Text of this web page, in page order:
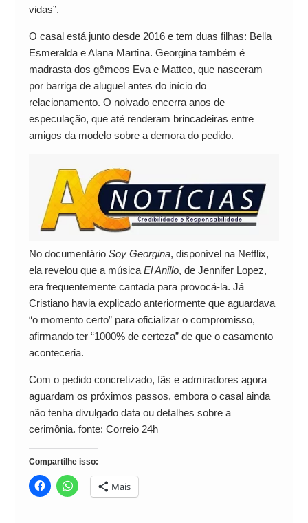
vidas”.
O casal está junto desde 2016 e tem duas filhas: Bella
Esmeralda e Alana Martina. Georgina também é
madrasta dos gêmeos Eva e Matteo, que nasceram
por barriga de aluguel antes do início do
relacionamento. O noivado encerra anos de
especulação, que até renderam brincadeiras entre
amigos da modelo sobre a demora do pedido.
No documentário Soy Georgina, disponível na Netflix,
ela revelou que a música El Anillo, de Jennifer Lopez,
era frequentemente cantada para provocá-la. Já
Cristiano havia explicado anteriormente que aguardava
“o momento certo” para oficializar o compromisso,
afirmando ter “1000% de certeza” de que o casamento
aconteceria.
Com o pedido concretizado, fãs e admiradores agora
aguardam os próximos passos, embora o casal ainda
não tenha divulgado data ou detalhes sobre a
cerimônia. fonte: Correio 24h
Compartilhe isso:
Mais